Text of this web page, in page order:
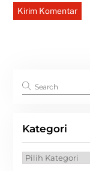
Kategori
Kategori